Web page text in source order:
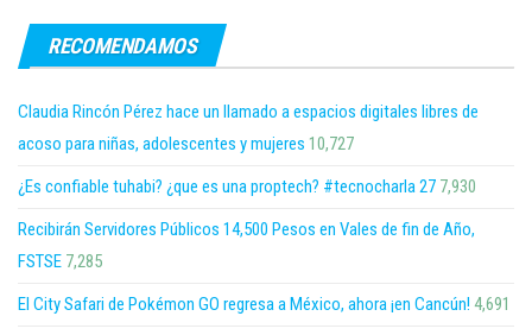
RECOMENDAMOS
Claudia Rincón Pérez hace un llamado a espacios digitales libres de
acoso para niñas, adolescentes y mujeres 10,727
¿Es confiable tuhabi? ¿que es una proptech? #tecnocharla 27 7,930
Recibirán Servidores Públicos 14,500 Pesos en Vales de fin de Año,
FSTSE 7,285
El City Safari de Pokémon GO regresa a México, ahora ¡en Cancún! 4,691